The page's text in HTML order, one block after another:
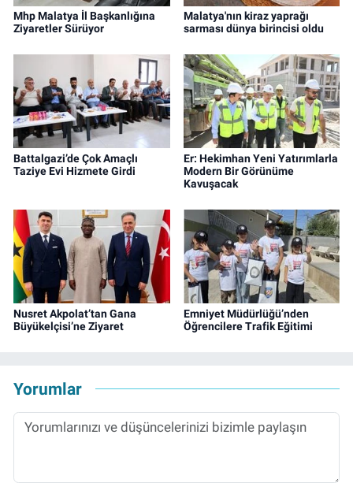
Mhp Malatya İl Başkanlığına
Ziyaretler Sürüyor
Malatya'nın kiraz yaprağı
sarması dünya birincisi oldu
Battalgazi’de Çok Amaçlı
Taziye Evi Hizmete Girdi
Er: Hekimhan Yeni Yatırımlarla
Modern Bir Görünüme
Kavuşacak
Nusret Akpolat’tan Gana
Büyükelçisi’ne Ziyaret
Emniyet Müdürlüğü’nden
Öğrencilere Trafik Eğitimi
Yorumlar